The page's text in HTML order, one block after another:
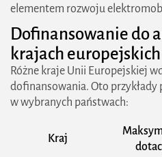
elementem rozwoju
Dofinansowanie do
krajach europejskich
Różne kraje Unii Europejskiej
dofinansowania. Oto
w wybranych państwach:
Kraj